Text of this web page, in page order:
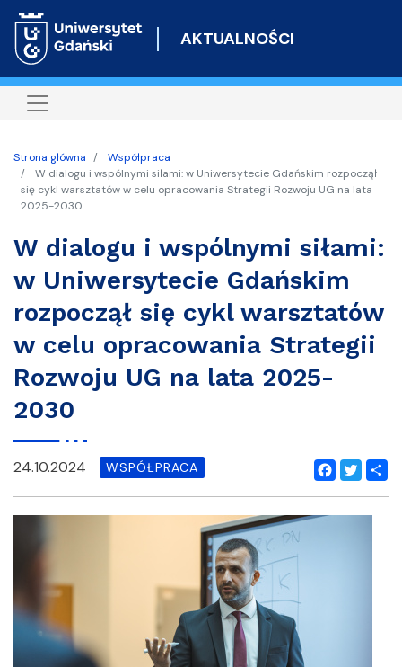
do
AKTUALNOŚCI
Strona główna
Współpraca
W dialogu i wspólnymi siłami: w Uniwersytecie Gdańskim rozpoczął
się cykl warsztatów w celu opracowania Strategii Rozwoju UG na lata
2025-2030
W dialogu i wspólnymi siłami:
w Uniwersytecie Gdańskim
rozpoczął się cykl warsztatów
w celu opracowania Strategii
Rozwoju UG na lata 2025-
2030
Facebook
Twitter
24.10.2024 WSPÓŁPRACA